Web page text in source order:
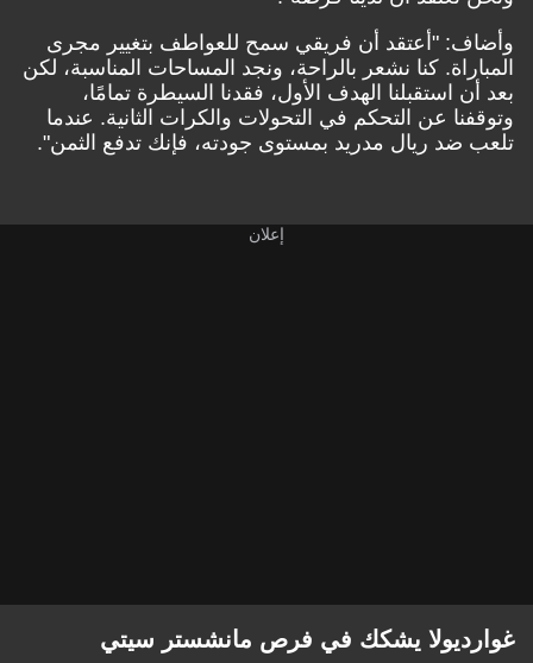
وأضاف: "أعتقد أن فريقي سمح للعواطف بتغيير مجرى
المباراة. كنا نشعر بالراحة، ونجد المساحات المناسبة، لكن
بعد أن استقبلنا الهدف الأول، فقدنا السيطرة تمامًا،
وتوقفنا عن التحكم في التحولات والكرات الثانية. عندما
تلعب ضد ريال مدريد بمستوى جودته، فإنك تدفع الثمن".
غوارديولا يشكك في فرص مانشستر سيتي